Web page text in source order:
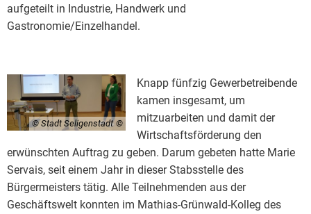
aufgeteilt in Industrie, Handwerk und
Gastronomie/Einzelhandel.
© Stadt Seligenstadt
Knapp fünfzig Gewerbetreibende
kamen insgesamt, um
mitzuarbeiten und damit der
Wirtschaftsförderung den
erwünschten Auftrag zu geben. Darum gebeten hatte Marie
Servais, seit einem Jahr in dieser Stabsstelle des
Bürgermeisters tätig. Alle Teilnehmenden aus der
Geschäftswelt konnten im Mathias-Grünwald-Kolleg des